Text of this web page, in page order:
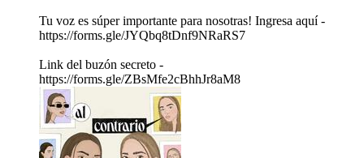
Tu voz es súper importante para nosotras! Ingresa aquí -
https://forms.gle/JYQbq8tDnf9NRaRS7
Link del buzón secreto -
https://forms.gle/ZBsMfe2cBhhJr8aM8